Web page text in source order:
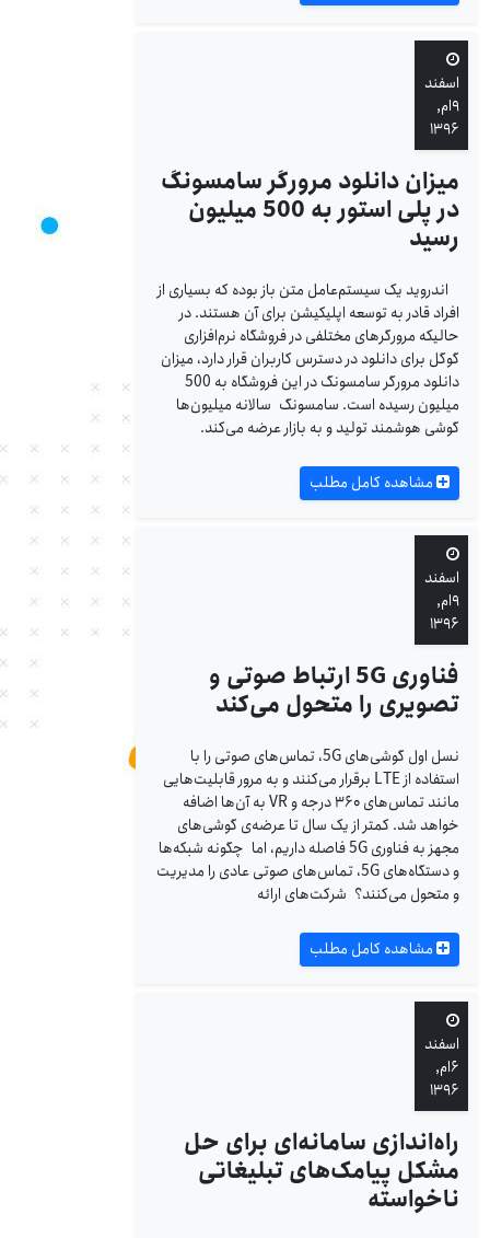
اسفند
۹ام,
۱۳۹۶
میزان دانلود مرورگر سامسونگ
در پلی استور به 500 میلیون
رسید
اندروید یک سیستم‌عامل متن باز بوده که بسیاری از
افراد قادر به توسعه اپلیکیشن برای آن هستند. در
حالیکه مرورگرهای مختلفی در فروشگاه نرم‌افزاری
گوگل برای دانلود در دسترس کاربران قرار دارد، میزان
دانلود مرورگر سامسونگ در این فروشگاه به 500
میلیون رسیده است. سامسونگ سالانه میلیون‌ها
گوشی هوشمند تولید و به بازار عرضه می‌کند.
مشاهده کامل مطلب
اسفند
۹ام,
۱۳۹۶
فناوری 5G ارتباط صوتی و
تصویری را متحول می‌کند
نسل اول گوشی‌های 5G، تماس‌های صوتی را با
استفاده از LTE برقرار می‌کنند و به مرور قابلیت‌هایی
مانند تماس‌های ۳۶۰ درجه و VR به آن‌ها اضافه
خواهد شد. کمتر از یک سال تا عرضه‌ی گوشی‌های
مجهز به فناوری 5G فاصله داریم، اما چگونه شبکه‌ها
و دستگاه‌های 5G، تماس‌های صوتی عادی را مدیریت
و متحول می‌کنند؟ شرکت‌های ارائه‌
مشاهده کامل مطلب
اسفند
۶ام,
۱۳۹۶
راه‌اندازی سامانه‌ای برای حل
مشکل پیامک‌های تبلیغاتی
ناخواسته